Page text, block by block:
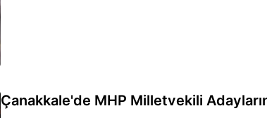
Çanakkale'de MHP Milletvekili